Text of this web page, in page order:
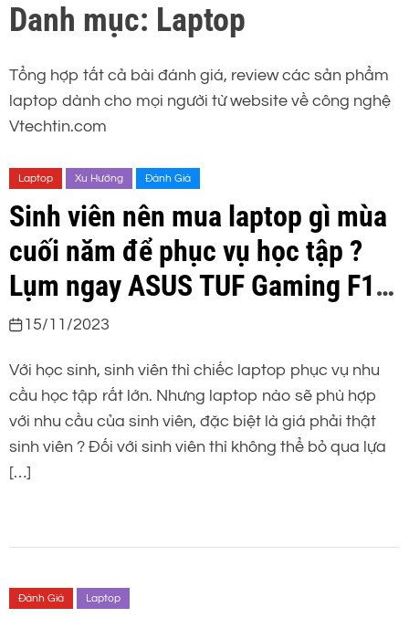
Danh mục: Laptop
Tổng hợp tất cả bài đánh giá, review các sản phẩm
laptop dành cho mọi người từ website về công nghệ
Vtechtin.com
Laptop Xu Hướng Đánh Giá
Sinh viên nên mua laptop gì mùa
cuối năm để phục vụ học tập ?
Lụm ngay ASUS TUF Gaming F15
2023 nào
15/11/2023
Với học sinh, sinh viên thì chiếc laptop phục vụ nhu
cầu học tập rất lớn. Nhưng laptop nào sẽ phù hợp
với nhu cầu của sinh viên, đặc biệt là giá phải thật
sinh viên ? Đối với sinh viên thì không thể bỏ qua lựa
[…]
Đánh Giá Laptop